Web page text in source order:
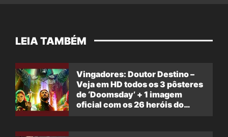
LEIA TAMBÉM
Vingadores: Doutor Destino –
Veja em HD todos os 3 pôsteres
de ‘Doomsday’ + 1 imagem
oficial com os 26 heróis do